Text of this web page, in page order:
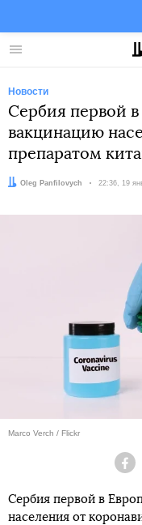
Меню
Новости
Сербия первой
вакцинацию
препаратом
Автор:
Oleg Panfilovych Дата:
22:36, 19
Marco Verch / Flickr
Сербия первой в
населения от